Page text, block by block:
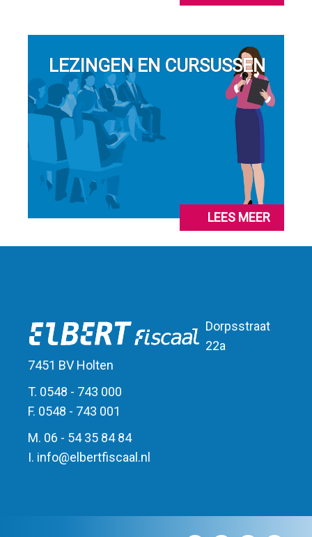
LEZINGEN EN CURSUSSEN
LEES MEER
Dorpsstraat
22a
7451 BV Holten
T. 0548 - 743 000
F. 0548 - 743 001
M. 06 - 54 35 84 84
I. info@elbertfiscaal.nl